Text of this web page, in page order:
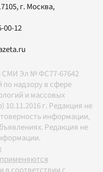
, г. Москва,
00-12
СМИ Эл № ФС77-67642
надзору в сфере
и массовых
г. Редакция не
информации,
Редакция не